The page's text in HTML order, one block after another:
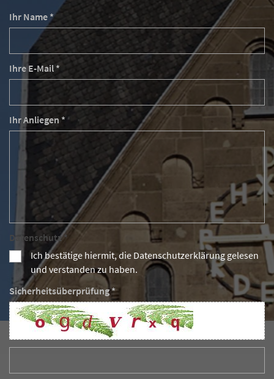
Ihr Name *
Ihre E-Mail *
Ihr Anliegen *
Datenschutz *
Ich bestätige hiermit, die Datenschutzerklärung gelesen
und verstanden zu haben.
Sicherheitsüberprüfung *